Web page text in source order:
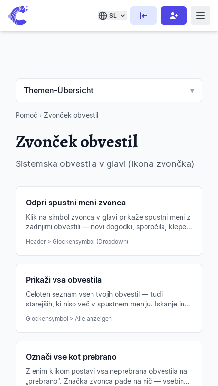
SL
Themen-Übersicht ▾
Pomoč › Zvonček obvestil
Zvonček obvestil
Sistemska obvestila v glavi (ikona zvončka)
Odpri spustni meni zvonca
Klik na simbol zvonca v glavi prikaže spustni meni z
zadnjimi obvestili — novi dogodki, sporočila, klepeti
Header > Glockensymbol (Dropdown)
Prikaži vsa obvestila
Celoten seznam vseh tvojih obvestil — tudi
starejših, ki niso več v spustnem meniju. Iskanje in
Glockensymbol > Alle anzeigen
Označi vse kot prebrano
Z enim klikom postavi vsa neprebrana obvestila na
„prebrano". Značka zvonca pade na nič — vsebine